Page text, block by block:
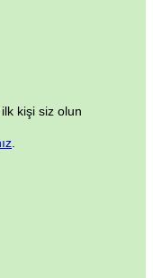
kişi siz olun